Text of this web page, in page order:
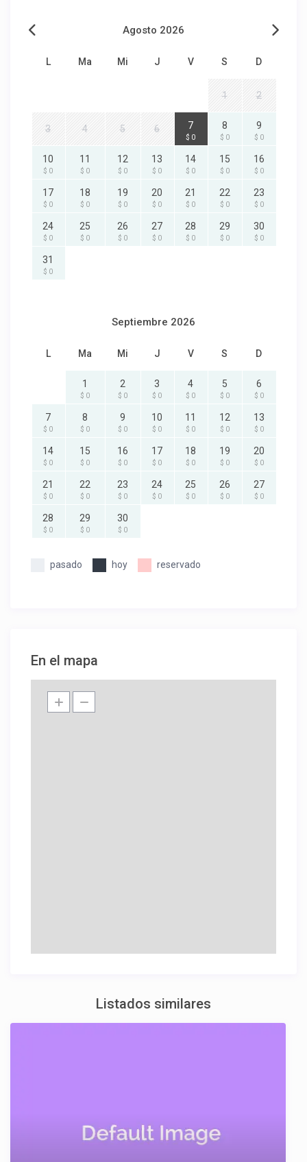
Agosto 2026
L Ma Mi J V S D
1 2
3 4 5 6 7
$ 0
8
$ 0
9
$ 0
10
$ 0
11
$ 0
12
$ 0
13
$ 0
14
$ 0
15
$ 0
16
$ 0
17
$ 0
18
$ 0
19
$ 0
20
$ 0
21
$ 0
22
$ 0
23
$ 0
24
$ 0
25
$ 0
26
$ 0
27
$ 0
28
$ 0
29
$ 0
30
$ 0
31
$ 0
Septiembre 2026
L Ma Mi J V S D
1
$ 0
2
$ 0
3
$ 0
4
$ 0
5
$ 0
6
$ 0
7
$ 0
8
$ 0
9
$ 0
10
$ 0
11
$ 0
12
$ 0
13
$ 0
14
$ 0
15
$ 0
16
$ 0
17
$ 0
18
$ 0
19
$ 0
20
$ 0
21
$ 0
22
$ 0
23
$ 0
24
$ 0
25
$ 0
26
$ 0
27
$ 0
28
$ 0
29
$ 0
30
$ 0
pasado hoy reservado
En el mapa
Listados similares